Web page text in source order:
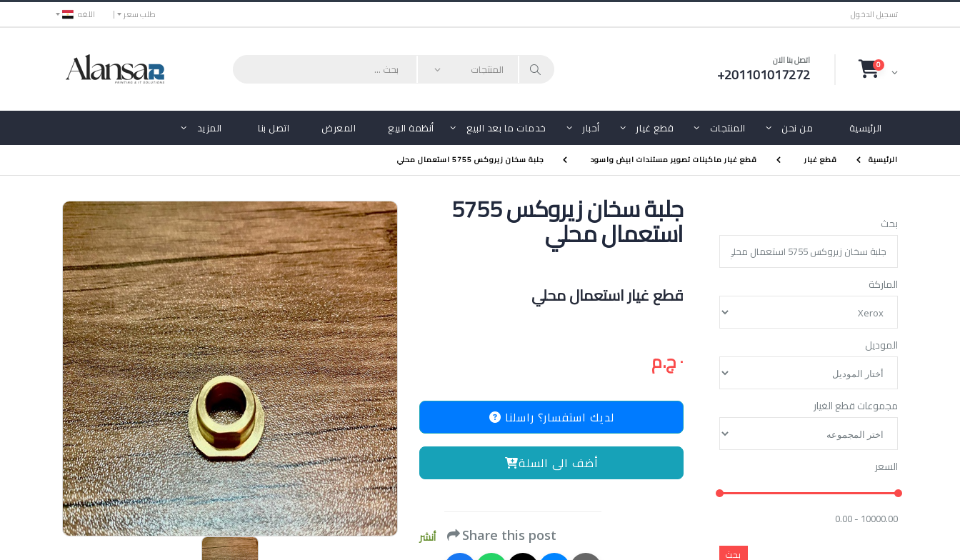
اللغه طلب سعر تسجيل الدخول
اتصل بنا الان
+201101017272 0
الرئيسية من نحن المنتجات قطع غيار أحبار خدمات ما بعد البيع أنظمة البيع المعرض اتصل بنا المزيد
الرئيسية قطع غيار قطع غيار ماكينات تصوير مستندات ابيض واسود جلبة سخان زيروكس 5755 استعمال محلي
جلبة سخان زيروكس 5755
استعمال محلي
قطع غيار استعمال محلي
٠ ج.م
لديك استفسار؟ راسلنا
أضف الى السلة
أنشر Share this post
بحث
الماركة
الموديل
مجموعات قطع الغيار
السعر
0.00 - 10000.00